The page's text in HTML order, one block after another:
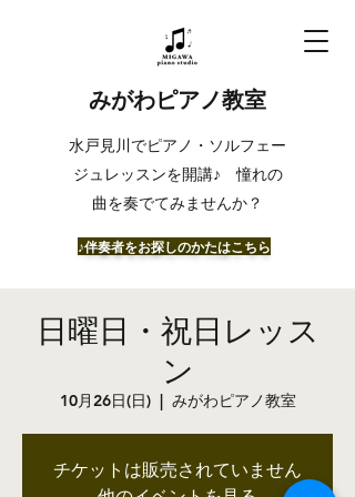
みがわピアノ教室
​水戸見川でピアノ・ソルフェー
ジュレッスンを開講♪ 憧れの
曲を奏でてみませんか？
​♪伴奏者をお探しのかたはこちら
日曜日・祝日レッス
ン
10月26日(日)
  |
みがわピアノ教室
チケットは販売されていません